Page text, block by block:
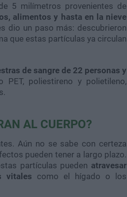
5 milímetros provenientes de
alimentos y hasta en la nieve
dio un paso más: descubrieron
que estas partículas ya circulan
de sangre de 22 personas y
PET, poliestireno y polietileno,
AL CUERPO?
Aún no se sabe con certeza
pueden tener a largo plazo.
partículas pueden atravesar
vitales como el hígado o los